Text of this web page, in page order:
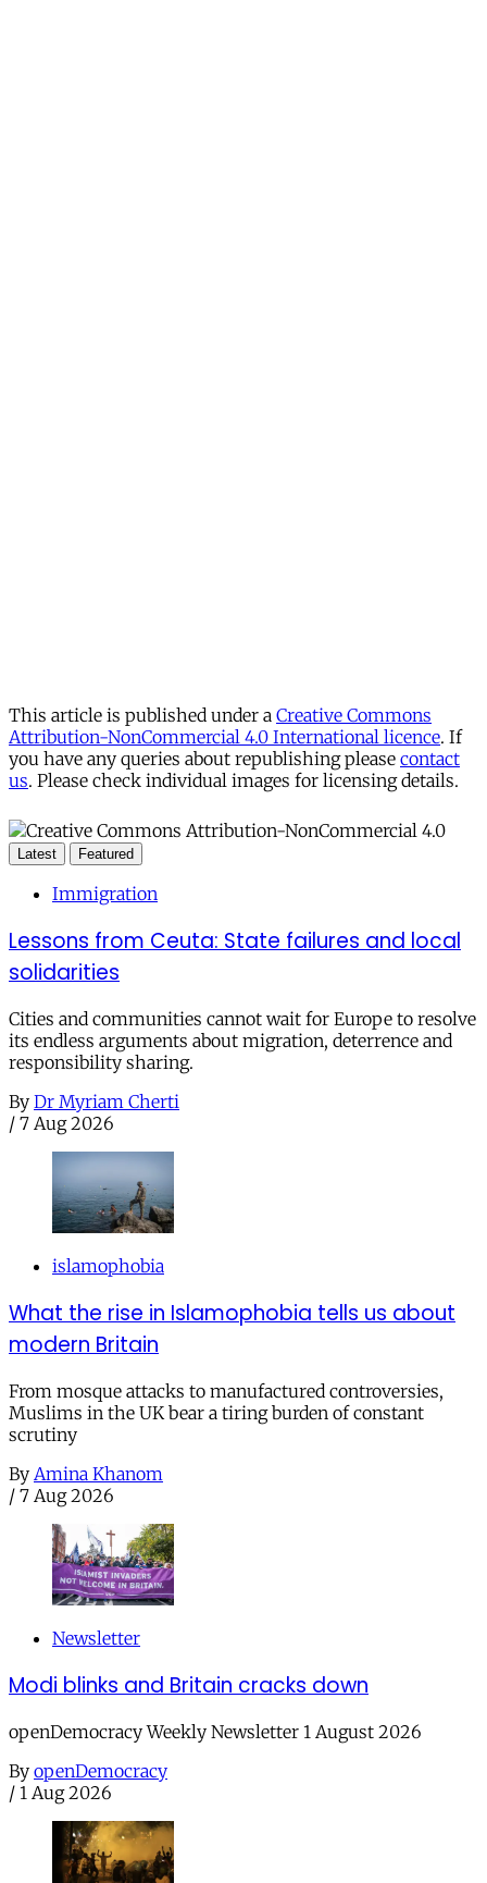
This article is published under a Creative Commons
Attribution-NonCommercial 4.0 International licence. If
you have any queries about republishing please contact
us. Please check individual images for licensing details.
Latest Featured
Immigration
Lessons from Ceuta: State failures and local
solidarities
Cities and communities cannot wait for Europe to resolve
its endless arguments about migration, deterrence and
responsibility sharing.
By Dr Myriam Cherti
/ 7 Aug 2026
islamophobia
What the rise in Islamophobia tells us about
modern Britain
From mosque attacks to manufactured controversies,
Muslims in the UK bear a tiring burden of constant
scrutiny
By Amina Khanom
/ 7 Aug 2026
Newsletter
Modi blinks and Britain cracks down
openDemocracy Weekly Newsletter 1 August 2026
By openDemocracy
/ 1 Aug 2026